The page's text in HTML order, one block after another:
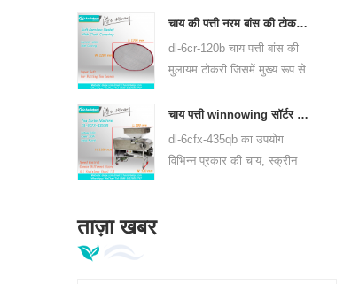
50cm, उच्चतम तापमान 350 ℃
का उपयोग कर सकते हैं, यह प्रति
घंटे 25kg चाय की प्रक्रिया कर
चाय की पत्ती नरम बांस की टोकरी जिसमें 6crh-120b शामिल है
dl-6cr-120b चाय पत्ती बांस की
मुलायम टोकरी जिसमें मुख्य रूप से
भंडारण, और प्रत्येक प्रसंस्करण
प्रक्रिया के बीच चाय हस्तांतरित
करने के लिए उपयोग किया जाता
चाय पत्ती winnowing सॉर्टर मशीन dl-6cfx-435qb
dl-6cfx-435qb का उपयोग
विभिन्न प्रकार की चाय, स्क्रीन
ताज़ा खबर